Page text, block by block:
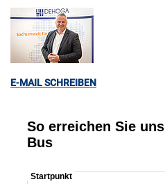
E-MAIL SCHREIBEN